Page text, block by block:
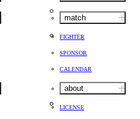
match
FIGHTER
SPONSOR
CALENDAR
about
LICENSE